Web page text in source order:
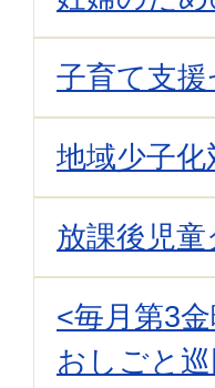
子育て支
地域少子化
放課後児
<毎月第3
おしごと